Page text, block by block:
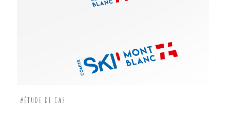
#ÉTUDE DE CAS